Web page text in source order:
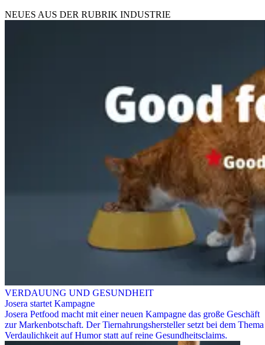
NEUES AUS DER RUBRIK INDUSTRIE
VERDAUUNG UND GESUNDHEIT
Josera startet Kampagne
Josera Petfood macht mit einer neuen Kampagne das große Geschäft
zur Markenbotschaft. Der Tiernahrungshersteller setzt bei dem Thema
Verdaulichkeit auf Humor statt auf reine Gesundheitsclaims.